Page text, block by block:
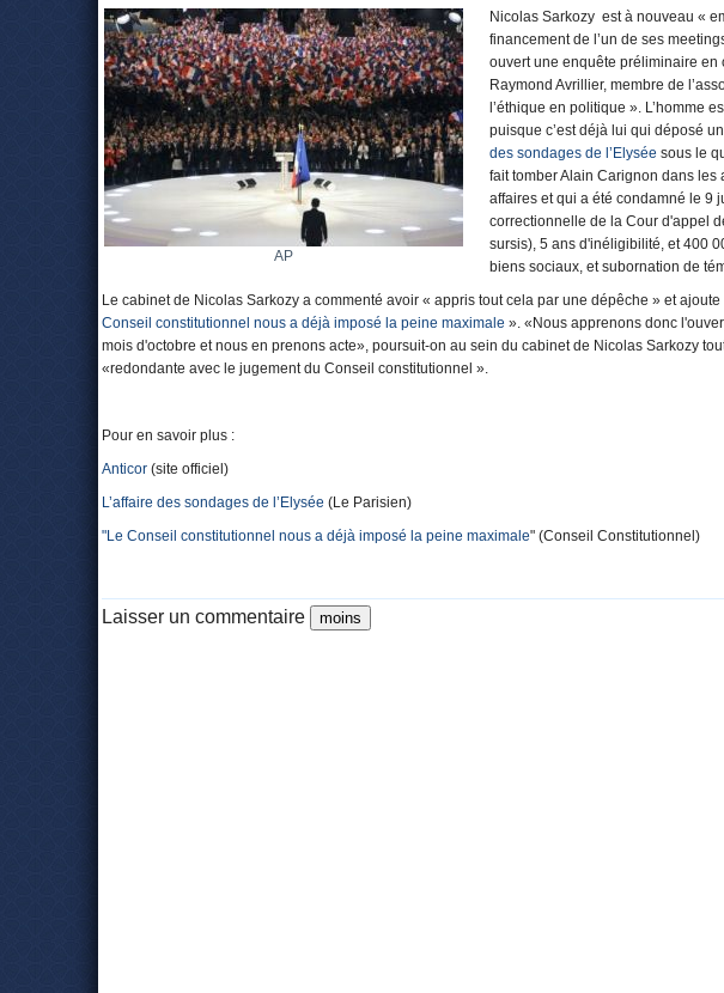
AP
Nicolas Sarkozy est à nouveau «
financement de l’un de ses
ouvert une enquête préliminaire en
Raymond Avrillier, membre de
l’éthique en politique ». L’homme
puisque c’est déjà lui qui déposé
des sondages de l’Elysée sous le
fait tomber Alain Carignon dans
affaires et qui a été condamné le 9
correctionnelle de la Cour d'appel
sursis), 5 ans d'inéligibilité, et 400
biens sociaux, et subornation de
Le cabinet de Nicolas Sarkozy a commenté avoir « appris tout cela par une dépêche » et
Conseil constitutionnel nous a déjà imposé la peine maximale ». «Nous apprenons donc
mois d'octobre et nous en prenons acte», poursuit-on au sein du cabinet de Nicolas Sarkozy
«redondante avec le jugement du Conseil constitutionnel ».
Pour en savoir plus :
Anticor (site officiel)
L’affaire des sondages de l’Elysée (Le Parisien)
"Le Conseil constitutionnel nous a déjà imposé la peine maximale" (Conseil Constitutionnel)
Laisser un commentaire